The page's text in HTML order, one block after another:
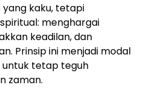
kaku, tetapi
menghargai
keadilan, dan
Prinsip ini menjadi modal
untuk tetap teguh
zaman.